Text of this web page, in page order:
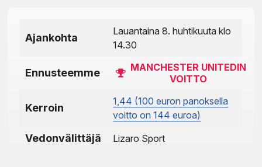
Ajankohta
Lauantaina 8. huhtikuuta klo
14.30
Ennusteemme
MANCHESTER UNITEDIN
VOITTO
Kerroin
1,44 (100 euron panoksella
voitto on 144 euroa)
Vedonvälittäjä Lizaro Sport